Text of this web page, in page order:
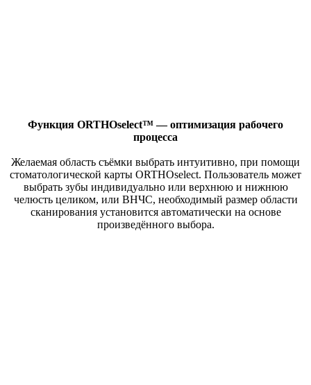
Функция ORTHOselect™ — оптимизация рабочего
процесса
Желаемая область съёмки выбрать интуитивно, при помощи
стоматологической карты ORTHOselect. Пользователь может
выбрать зубы индивидуально или верхнюю и нижнюю
челюсть целиком, или ВНЧС, необходимый размер области
сканирования установится автоматически на основе
произведённого выбора.